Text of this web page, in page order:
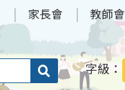
家長會 教師會
搜
送出 字級：